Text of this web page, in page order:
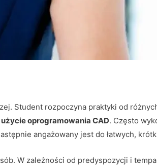
Student rozpoczyna praktyki od
użycie oprogramowania CAD. Często
angażowany jest do łatwych,
W zależności od predyspozycji i